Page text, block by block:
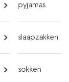
pyjamas
slaapzakken
sokken